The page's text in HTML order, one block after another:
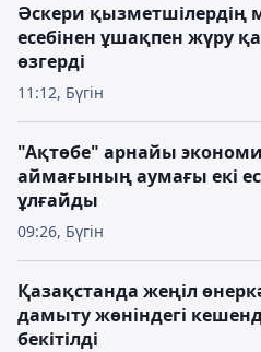
11:12, Бүгін
Әскери қызметшілердің
есебінен ұшақпен жүру
өзгерді
09:26, Бүгін
"Ақтөбе" арнайы
аймағының аумағы екі
ұлғайды
Қазақстанда жеңіл
дамыту жөніндегі
бекітілді